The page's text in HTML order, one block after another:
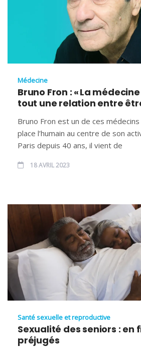
Médecine
Bruno Fron : « La
tout une relation entre
Bruno Fron est un de ces médecins
place l’humain au centre de son
Paris depuis 40 ans, il vient de
18 AVRIL 2023
Santé sexuelle et reproductive
Sexualité des seniors : en
préjugés